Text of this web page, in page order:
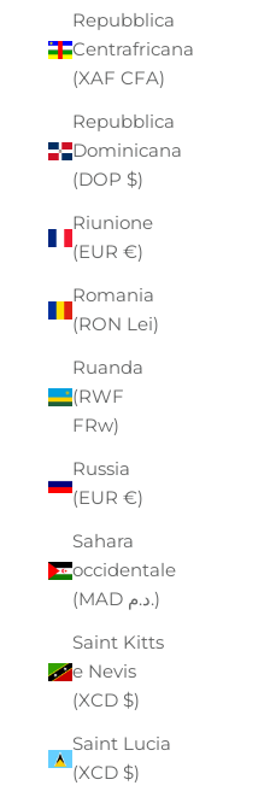
Repubblica
Centrafricana
(XAF CFA)
Repubblica
Dominicana
(DOP $)
Riunione
(EUR €)
Romania
(RON Lei)
Ruanda
(RWF
FRw)
Russia
(EUR €)
Sahara
occidentale
(MAD د.م.)
Saint Kitts
e Nevis
(XCD $)
Saint Lucia
(XCD $)